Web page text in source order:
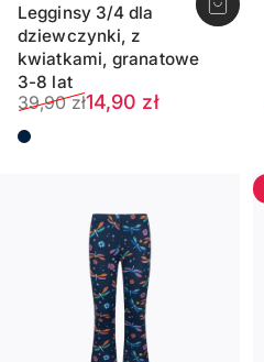
Legginsy 3/4 dla
dziewczynki, z
kwiatkami, granatowe
3-8 lat
Cena sprzedaży
14,90 zł
Normalna cena
39,90 zł
Ciemnogranatowy